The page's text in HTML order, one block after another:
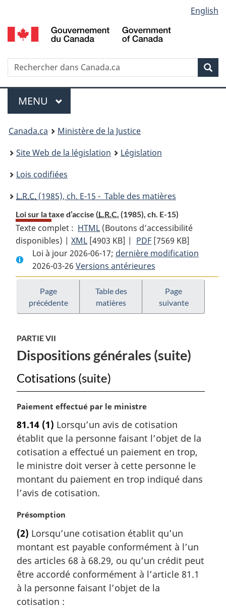
au
contenu
propos
de
la
HTML
simplifiée
selection
English
Recherche
Menu
MENU PRINCIPAL
You
are
here:
Canada.ca
Ministère de la Justice
Site Web de la législation
Législation
Lois codifiées
L.R.C. (1985), ch. E-15 - Table des matières
Loi sur la taxe d’accise (L.R.C. (1985), ch. E-15)
Texte complet : HTML Texte
complet
:
Loi
sur
la
taxe
d’accise
(Boutons d’accessibilité
disponibles) |XML Texte
complet
:
Loi
sur
taxe
[4903 KB] | PDF Texte
complet
:
Loi
taxe
[7569 KB]
Loi à jour 2026-06-17; dernière modification
2026-03-26 Versions antérieures
Page
précédente
Table des
matières
Page
suivante
PARTIE VII
Dispositions générales (suite)
Cotisations (suite)
N
t
e
m
a
g
i
a
l
e
:
Paiement effectué par le ministre
81.14 (1) Lorsqu’un avis de cotisation
établit que la personne faisant l’objet de la
cotisation a effectué un paiement en trop,
le ministre doit verser à cette personne le
montant du paiement en trop indiqué dans
l’avis de cotisation.
N
t
e
m
a
r
g
i
Présomption
(2) Lorsqu’une cotisation établit qu’un
montant est payable conformément à l’un
des articles 68 à 68.29, ou qu’un crédit peut
être accordé conformément à l’article 81.1
à la personne faisant l’objet de la
cotisation :